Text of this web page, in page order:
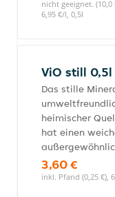
nicht geeignet.
6,95 €/l, 0,5l
ViO still 0,5l
Das stille
heimischer
hat einen
3,60 €
inkl. Pfand (0,25 €),